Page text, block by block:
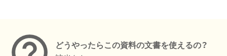
どうやったらこの資料の文書を使えるの？